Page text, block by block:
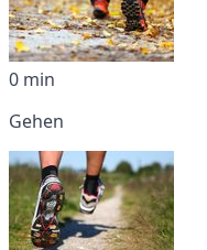
0 min
Gehen